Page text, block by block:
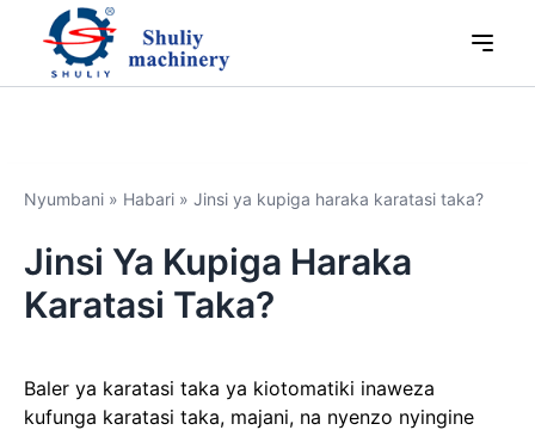
Nyumbani » Habari » Jinsi ya kupiga haraka karatasi taka?
Jinsi Ya Kupiga Haraka
Karatasi Taka?
Baler ya karatasi taka ya kiotomatiki inaweza
kufunga karatasi taka, majani, na nyenzo nyingine